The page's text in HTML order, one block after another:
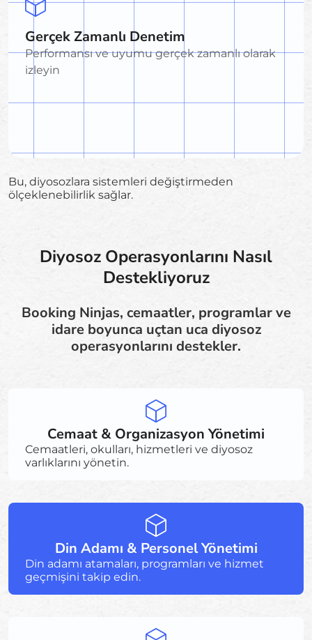
Gerçek Zamanlı Denetim
Performansı ve uyumu gerçek zamanlı olarak
izleyin
Bu, diyosozlara sistemleri değiştirmeden
ölçeklenebilirlik sağlar.
Diyosoz Operasyonlarını Nasıl
Destekliyoruz
Booking Ninjas, cemaatler, programlar ve
idare boyunca uçtan uca diyosoz
operasyonlarını destekler.
Cemaat & Organizasyon Yönetimi
Cemaatleri, okulları, hizmetleri ve diyosoz
varlıklarını yönetin.
Din Adamı & Personel Yönetimi
Din adamı atamaları, programları ve hizmet
geçmişini takip edin.